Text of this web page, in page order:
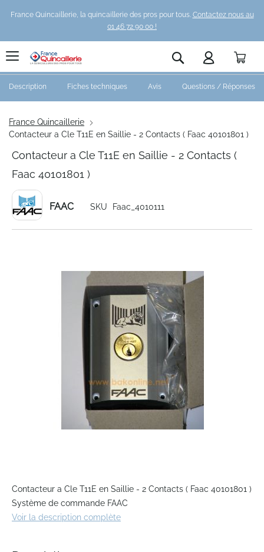
France Quincaillerie, la quincaillerie des pros pour tous. Contactez nous au
01 46 72 90 00 !
Rechercher
France Quincaillerie
Contacteur a Cle T11E en Saillie - 2 Contacts ( Faac 40101801 )
Contacteur a Cle T11E en Saillie - 2 Contacts (
Faac 40101801 )
FAAC SKU Faac_4010111
to
the
beginning
of
Contacteur a Cle T11E en Saillie - 2 Contacts ( Faac 40101801 )
Système de commande FAAC
Voir la description complète
Description Fiches techniques Avis Questions / Réponses